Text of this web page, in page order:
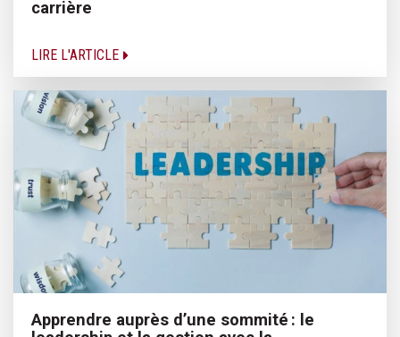
carrière
LIRE L'ARTICLE
Apprendre auprès d’une sommité : le